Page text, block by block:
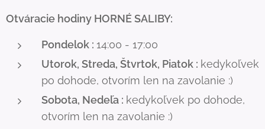
Otváracie hodiny HORNÉ SALIBY:
Pondelok : 14:00 - 17:00
Utorok, Streda, Štvrtok, Piatok : kedykoľvek
po dohode, otvorím len na zavolanie :)
Sobota, Nedeľa : kedykoľvek po dohode,
otvorím len na zavolanie :)